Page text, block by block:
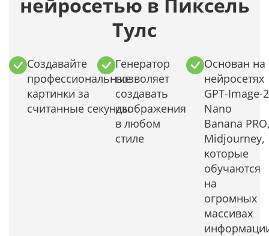
Тулс
Создавайте
профессиональные
картинки за
считанные секунды
Генератор
позволяет
создавать
изображения
в любом
стиле
Основан на
нейросетях
GPT-Image-
Nano
Banana
Midjourney,
которые
обучаются
на
огромных
массивах